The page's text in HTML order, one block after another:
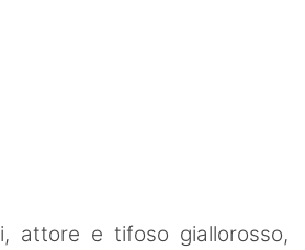
i, attore e tifoso giallorosso,